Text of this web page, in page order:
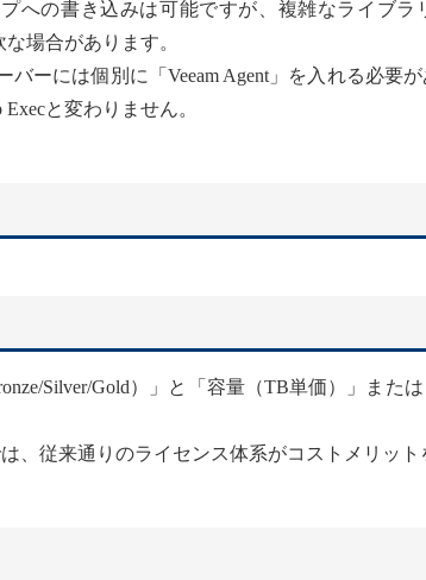
への書き込みは可能ですが、複雑なライブラ
場合があります。
バーには個別に「Veeam Agent」を入れる必要
と変わりません。
Silver/Gold）」と「容量（TB単価）」また
、従来通りのライセンス体系がコストメリット